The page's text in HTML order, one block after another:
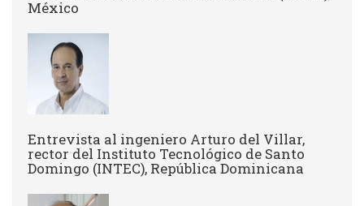
México
Entrevista al ingeniero Arturo del Villar,
rector del Instituto Tecnológico de Santo
Domingo (INTEC), República Dominicana